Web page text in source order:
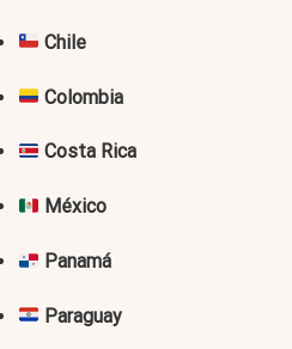
Chile
Colombia
Costa Rica
México
Panamá
Paraguay